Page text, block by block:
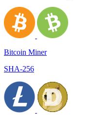
Bitcoin Miner
SHA-256